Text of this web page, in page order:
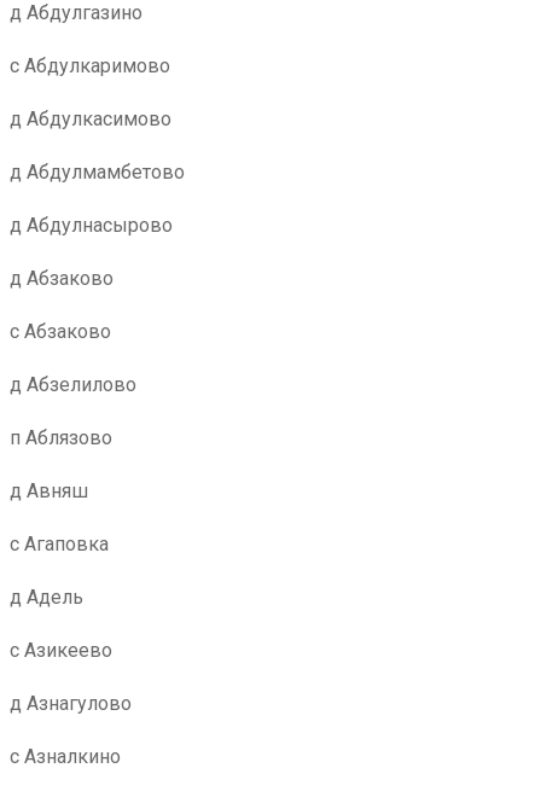
д Абдулгазино
с Абдулкаримово
д Абдулкасимово
д Абдулмамбетово
д Абдулнасырово
д Абзаково
с Абзаково
д Абзелилово
п Аблязово
д Авняш
с Агаповка
д Адель
с Азикеево
д Азнагулово
с Азналкино